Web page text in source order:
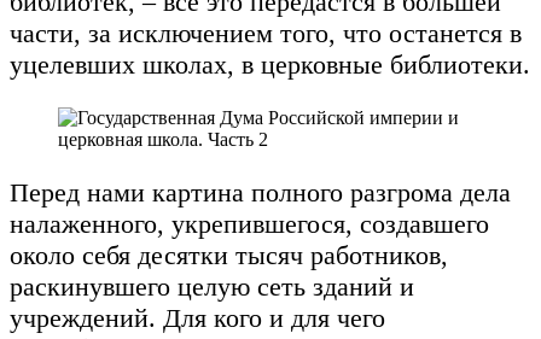
части, за исключением того, что останется в
уцелевших школах, в церковные библиотеки.
Перед нами картина полного разгрома дела
налаженного, укрепившегося, создавшего
около себя десятки тысяч работников,
раскинувшего целую сеть зданий и
учреждений. Для кого и для чего